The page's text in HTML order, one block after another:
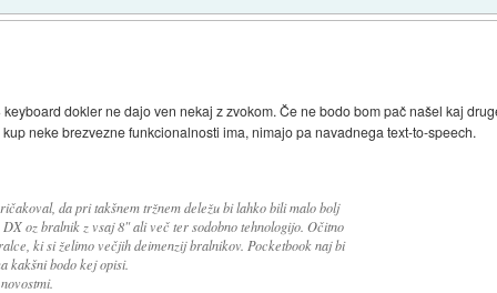
dokler ne dajo ven nekaj z zvokom. Če ne bodo bom pač našel kaj
neke brezvezne funkcionalnosti ima, nimajo pa navadnega text-to-speech.
da pri takšnem tržnem deležu bi lahko bili malo bolj
oz bralnik z vsaj 8" ali več ter sodobno tehnologijo. Očitno
ki si želimo večjih deimenzij bralnikov. Pocketbook naj bi
kakšni bodo kej opisi.